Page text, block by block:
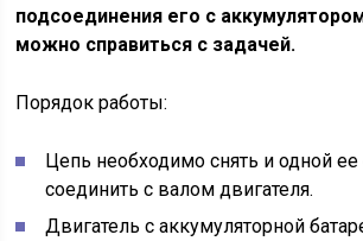
подсоединения его с
можно справиться с задачей.
Порядок работы:
Цепь необходимо снять и одной ее
соединить с валом двигателя.
Двигатель с аккумуляторной